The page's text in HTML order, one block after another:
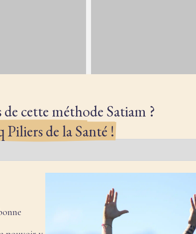
cette méthode Satiam ?
Piliers de la Santé !